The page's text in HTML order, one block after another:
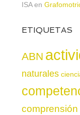
ISAen
ETIQUETAS
ABN
naturales
comprensión